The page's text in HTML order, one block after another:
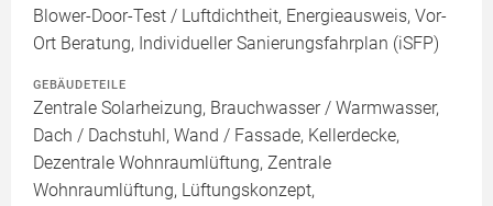
Blower-Door-Test / Luftdichtheit, Energieausweis, Vor-
Ort Beratung, Individueller Sanierungsfahrplan (iSFP)
GEBÄUDETEILE
Zentrale Solarheizung, Brauchwasser / Warmwasser,
Dach / Dachstuhl, Wand / Fassade, Kellerdecke,
Dezentrale Wohnraumlüftung, Zentrale
Wohnraumlüftung, Lüftungskonzept,